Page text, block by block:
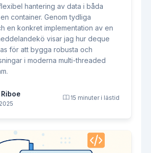
hantering av data i båda
container. Genom tydliga
en konkret implementation av en
visar jag hur deque
för att bygga robusta och
i moderna multi-threaded
15 minuter i lästid